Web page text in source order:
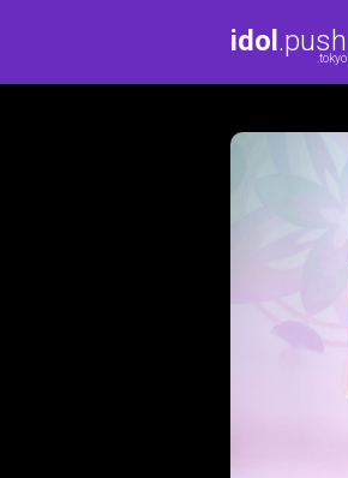
idol .push
.tokyo